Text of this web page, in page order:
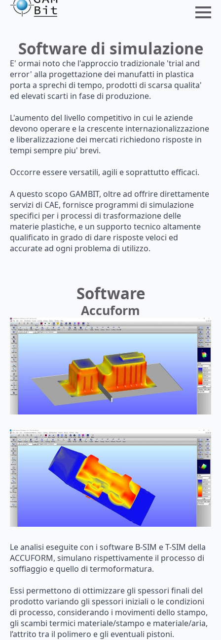
Software di simulazione
E' ormai noto che l'approccio tradizionale 'trial and
error' alla progettazione dei manufatti in plastica
porta a sprechi di tempo, prodotti di scarsa qualita'
ed elevati scarti in fase di produzione.
L'aumento del livello competitivo in cui le aziende
devono operare e la crescente internazionalizzazione
e liberalizzazione dei mercati richiedono risposte in
tempi sempre piu' brevi.
Occorre essere versatili, agili e soprattutto efficaci.
A questo scopo GAMBIT, oltre ad offrire direttamente
servizi di CAE, fornisce programmi di simulazione
specifici per i processi di trasformazione delle
materie plastiche, e un supporto tecnico altamente
qualificato in grado di dare risposte veloci ed
accurate ad ogni problema di utilizzo.
Software
Accuform
Le analisi eseguite con i software B-SIM e T-SIM della
ACCUFORM, simulano rispettivamente il processo di
soffiaggio e quello di termoformatura.
Essi permettono di ottimizzare gli spessori finali del
prodotto variando gli spessori iniziali o le condizioni
di processo, considerando i movimenti dello stampo,
gli scambi termici materiale/stampo e materiale/aria,
l’attrito tra il polimero e gli eventuali pistoni.